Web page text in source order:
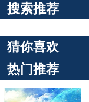
搜索推荐
猜你喜欢
热门推荐